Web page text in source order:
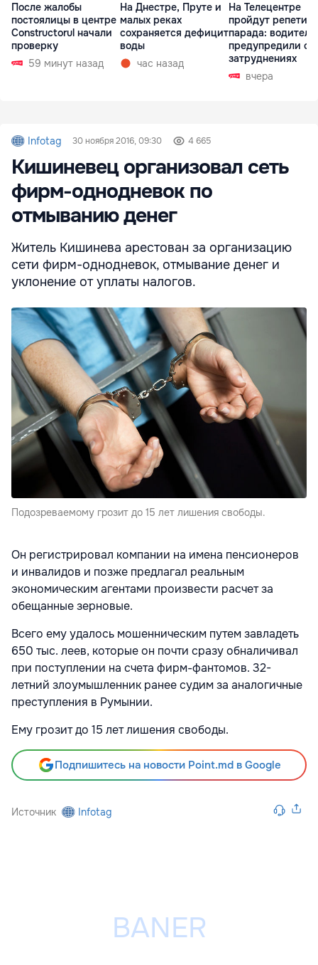
После жалобы
постоялицы в центре
Constructorul начали
проверку
59 минут назад
На Днестре, Пруте и
малых реках
сохраняется дефицит
воды
час назад
На Телецентре
пройдут
парада:
предупредили о
затруднениях
вчера
Infotag 30 ноября 2016, 09:30 4 665
Кишиневец организовал сеть
фирм-однодневок по
отмыванию денег
Житель Кишинева арестован за организацию
сети фирм-однодневок, отмывание денег и
уклонение от уплаты налогов.
Подозреваемому грозит до 15 лет лишения свободы.
Он регистрировал компании на имена пенсионеров
и инвалидов и позже предлагал реальным
экономическим агентами произвести расчет за
обещанные зерновые.
Всего ему удалось мошенническим путем завладеть
650 тыс. леев, которые он почти сразу обналичивал
при поступлении на счета фирм-фантомов. 32-
летний злоумышленник ранее судим за аналогичные
преступления в Румынии.
Ему грозит до 15 лет лишения свободы.
Подпишитесь на новости Point.md в Google
Источник Infotag